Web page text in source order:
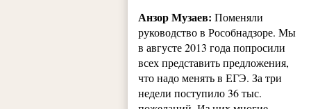
Анзор Музаев:Поменяли
руководство в Рособнадзоре. Мы
в августе 2013 года попросили
всех представить предложения,
что надо менять в ЕГЭ. За три
недели поступило 36 тыс.